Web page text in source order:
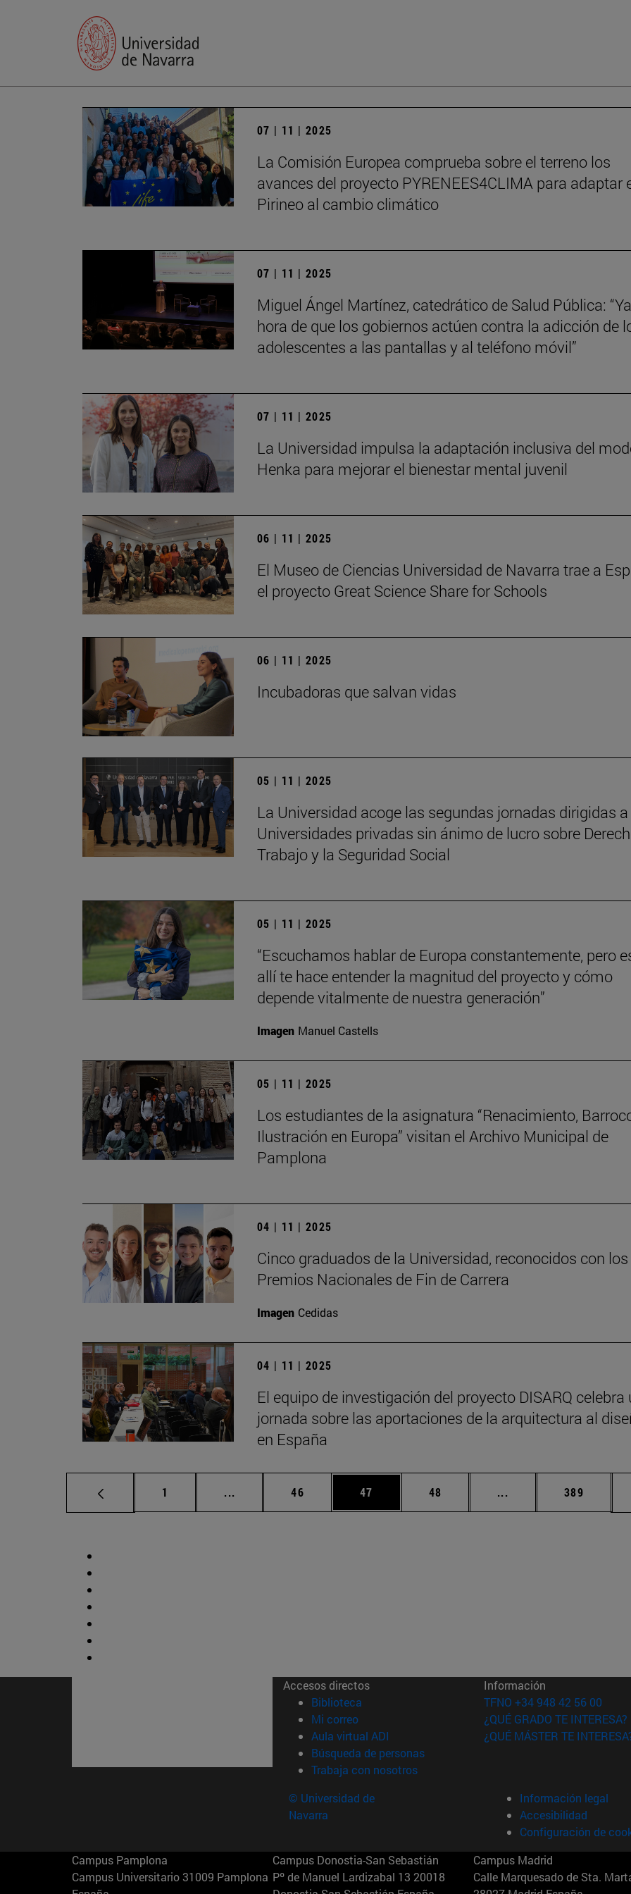
07 | 11 | 2025
La Comisión Europea comprueba sobre el terreno los
avances del proyecto PYRENEES4CLIMA para adaptar
Pirineo al cambio climático
07 | 11 | 2025
Miguel Ángel Martínez, catedrático de Salud Pública:
hora de que los gobiernos actúen contra la adicción de
adolescentes a las pantallas y al teléfono móvil”
07 | 11 | 2025
La Universidad impulsa la adaptación inclusiva del
Henka para mejorar el bienestar mental juvenil
06 | 11 | 2025
El Museo de Ciencias Universidad de Navarra trae a
el proyecto Great Science Share for Schools
06 | 11 | 2025
Incubadoras que salvan vidas
05 | 11 | 2025
La Universidad acoge las segundas jornadas dirigidas
Universidades privadas sin ánimo de lucro sobre
Trabajo y la Seguridad Social
05 | 11 | 2025
“Escuchamos hablar de Europa constantemente, pero
allí te hace entender la magnitud del proyecto y cómo
depende vitalmente de nuestra generación”
Imagen Manuel Castells
05 | 11 | 2025
Los estudiantes de la asignatura “Renacimiento,
Ilustración en Europa” visitan el Archivo Municipal de
Pamplona
04 | 11 | 2025
Cinco graduados de la Universidad, reconocidos con los
Premios Nacionales de Fin de Carrera
Imagen Cedidas
04 | 11 | 2025
El equipo de investigación del proyecto DISARQ celebra
jornada sobre las aportaciones de la arquitectura al
en España
Página
1 ... Páginas intermedias Use TAB para desplazarse.
Página
46 Página
47 Página
48 ... Páginas intermedias
Página
389
Accesos directos
Biblioteca (abre en nueva ventana)
Mi correo(abre en nueva ventana)
Aula virtual ADI (abre en nueva ventana)
Búsqueda de personas(abre en nueva ventana)
Trabaja con nosotros(abre en nueva ventana)
Información
TFNO +34 948 42 56 00
¿QUÉ GRADO TE INTERESA?
¿QUÉ MÁSTER TE
© Universidad de
Navarra
Información legal
Accesibilidad
Configuración de
Campus Pamplona
Campus Universitario 31009 Pamplona
Campus Donostia-San Sebastián
Pº de Manuel Lardizabal 13 20018
Campus Madrid
Calle Marquesado de Sta.